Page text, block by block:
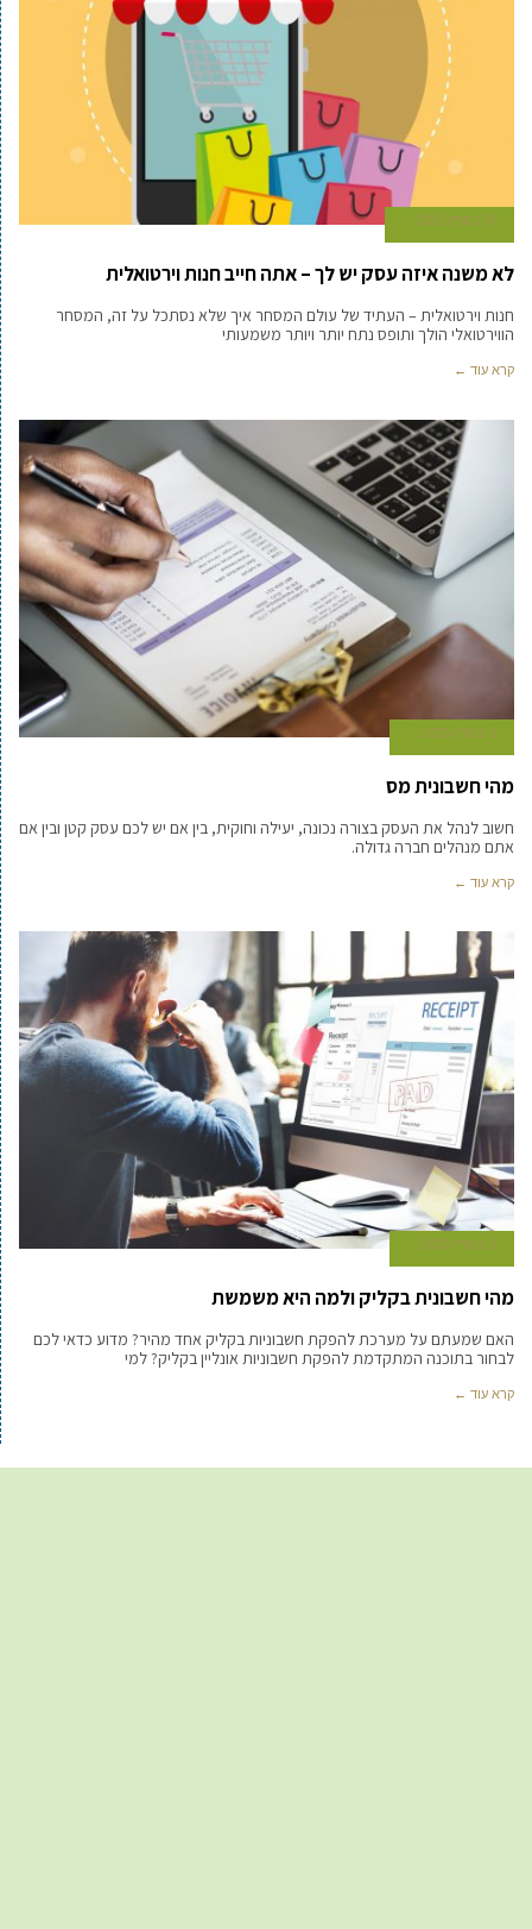
15 במרץ 2020
לא משנה איזה עסק יש לך – אתה חייב חנות וירטואלית
חנות וירטואלית – העתיד של עולם המסחר איך שלא נסתכל על זה, המסחר
הווירטואלי הולך ותופס נתח יותר ויותר משמעותי
קרא עוד ←
5 במרץ 2020
מהי חשבונית מס
חשוב לנהל את העסק בצורה נכונה, יעילה וחוקית, בין אם יש לכם עסק קטן ובין אם
אתם מנהלים חברה גדולה.
קרא עוד ←
5 במרץ 2020
מהי חשבונית בקליק ולמה היא משמשת
האם שמעתם על מערכת להפקת חשבוניות בקליק אחד מהיר? מדוע כדאי לכם
לבחור בתוכנה המתקדמת להפקת חשבוניות אונליין בקליק? למי
קרא עוד ←